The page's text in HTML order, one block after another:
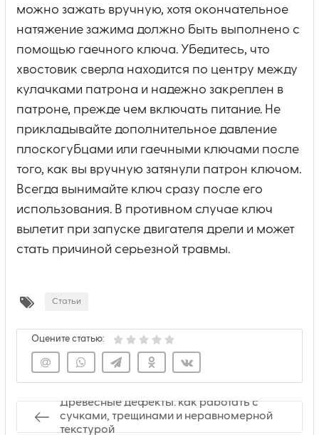
можно зажать вручную, хотя окончательное
натяжение зажима должно быть выполнено с
помощью гаечного ключа. Убедитесь, что
хвостовик сверла находится по центру между
кулачками патрона и надежно закреплен в
патроне, прежде чем включать питание. Не
прикладывайте дополнительное давление
плоскогубцами или гаечными ключами после
того, как вы вручную затянули патрон ключом.
Всегда вынимайте ключ сразу после его
использования. В противном случае ключ
вылетит при запуске двигателя дрели и может
стать причиной серьезной травмы.
Статьи
Оцените статью:
Дpeвесные дeфeкты: как работать с
cучками, тpeщинами и неравномерной
текстурой